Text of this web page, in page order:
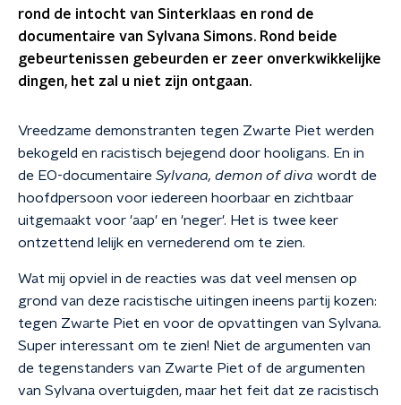
rond de intocht van Sinterklaas en rond de
documentaire van Sylvana Simons. Rond beide
gebeurtenissen gebeurden er zeer onverkwikkelijke
dingen, het zal u niet zijn ontgaan.
Vreedzame demonstranten tegen Zwarte Piet werden
bekogeld en racistisch bejegend door hooligans. En in
de EO-documentaire Sylvana, demon of diva wordt de
hoofdpersoon voor iedereen hoorbaar en zichtbaar
uitgemaakt voor 'aap' en 'neger'. Het is twee keer
ontzettend lelijk en vernederend om te zien.
Wat mij opviel in de reacties was dat veel mensen op
grond van deze racistische uitingen ineens partij kozen:
tegen Zwarte Piet en voor de opvattingen van Sylvana.
Super interessant om te zien! Niet de argumenten van
de tegenstanders van Zwarte Piet of de argumenten
van Sylvana overtuigden, maar het feit dat ze racistisch